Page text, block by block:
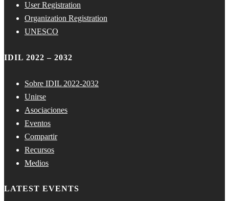
User Registration
Organization Registration
UNESCO
IDIL 2022 – 2032
Sobre IDIL 2022-2032
Unirse
Asociaciones
Eventos
Compartir
Recursos
Medios
LATEST EVENTS